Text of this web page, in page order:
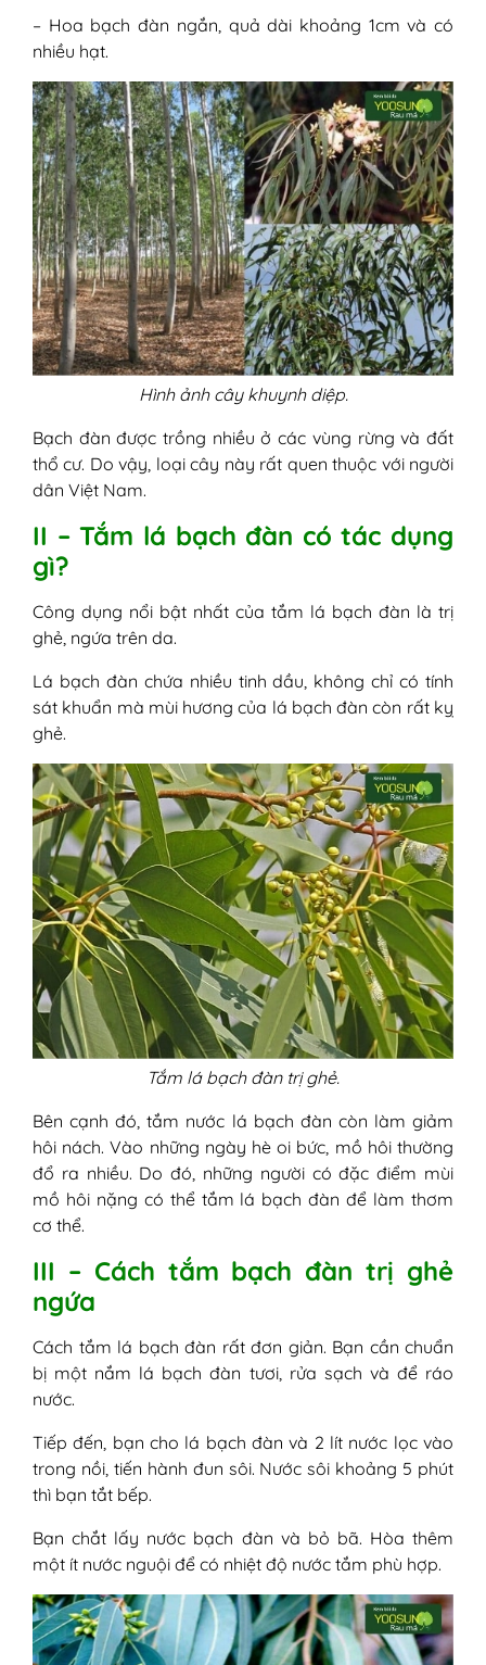
– Hoa bạch đàn ngắn, quả dài khoảng 1cm và có
nhiều hạt.
Hình ảnh cây khuynh diệp.
Bạch đàn được trồng nhiều ở các vùng rừng và đất
thổ cư. Do vậy, loại cây này rất quen thuộc với người
dân Việt Nam.
II – Tắm lá bạch đàn có tác dụng
gì?
Công dụng nổi bật nhất của tắm lá bạch đàn là trị
ghẻ, ngứa trên da.
Lá bạch đàn chứa nhiều tinh dầu, không chỉ có tính
sát khuẩn mà mùi hương của lá bạch đàn còn rất kỵ
ghẻ.
Tắm lá bạch đàn trị ghẻ.
Bên cạnh đó, tắm nước lá bạch đàn còn làm giảm
hôi nách. Vào những ngày hè oi bức, mồ hôi thường
đổ ra nhiều. Do đó, những người có đặc điểm mùi
mồ hôi nặng có thể tắm lá bạch đàn để làm thơm
cơ thể.
III – Cách tắm bạch đàn trị ghẻ
ngứa
Cách tắm lá bạch đàn rất đơn giản. Bạn cần chuẩn
bị một nắm lá bạch đàn tươi, rửa sạch và để ráo
nước.
Tiếp đến, bạn cho lá bạch đàn và 2 lít nước lọc vào
trong nồi, tiến hành đun sôi. Nước sôi khoảng 5 phút
thì bạn tắt bếp.
Bạn chắt lấy nước bạch đàn và bỏ bã. Hòa thêm
một ít nước nguội để có nhiệt độ nước tắm phù hợp.